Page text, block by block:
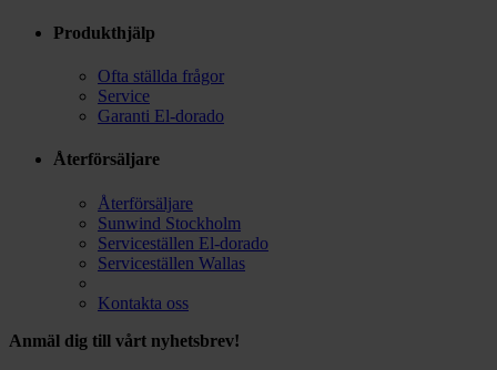
Produkthjälp
Ofta ställda frågor
Service
Garanti El-dorado
Återförsäljare
Återförsäljare
Sunwind Stockholm
Serviceställen El-dorado
Serviceställen Wallas
Kontakta oss
Anmäl dig till vårt nyhetsbrev!